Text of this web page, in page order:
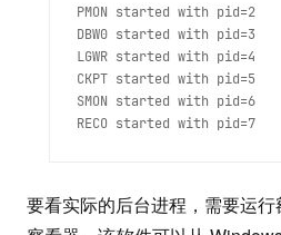
PMON started with pid=2
DBW0 started with pid=3
LGWR started with pid=4
CKPT started with pid=5
SMON started with pid=6
RECO started with pid=7
要看实际的后台进程，需要运